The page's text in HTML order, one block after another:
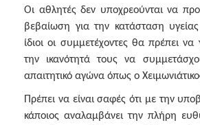
Οι αθλητές δεν υποχρεούνται να
βεβαίωση για την κατάσταση
ίδιοι οι συμμετέχοντες θα πρέπει
την ικανότητά τους να
απαιτητικό αγώνα όπως ο
Πρέπει να είναι σαφές ότι με την
κάποιος αναλαμβάνει την πλήρη